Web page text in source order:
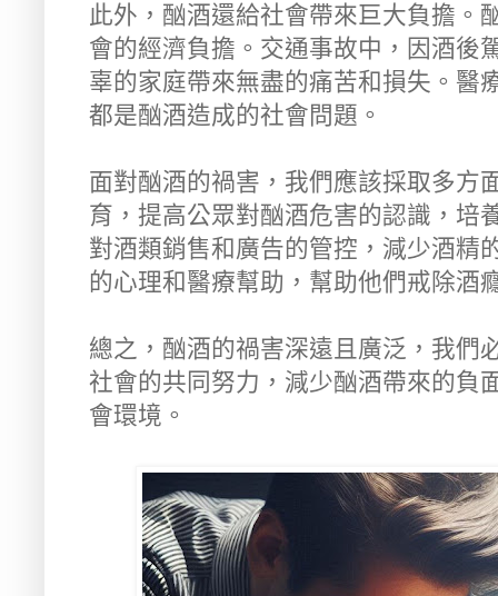
此外，酗酒還給社會帶來巨大負擔。
會的經濟負擔。交通事故中，因酒後
辜的家庭帶來無盡的痛苦和損失。醫
都是酗酒造成的社會問題。
面對酗酒的禍害，我們應該採取多方
育，提高公眾對酗酒危害的認識，培
對酒類銷售和廣告的管控，減少酒精
的心理和醫療幫助，幫助他們戒除酒
總之，酗酒的禍害深遠且廣泛，我們
社會的共同努力，減少酗酒帶來的負
會環境。